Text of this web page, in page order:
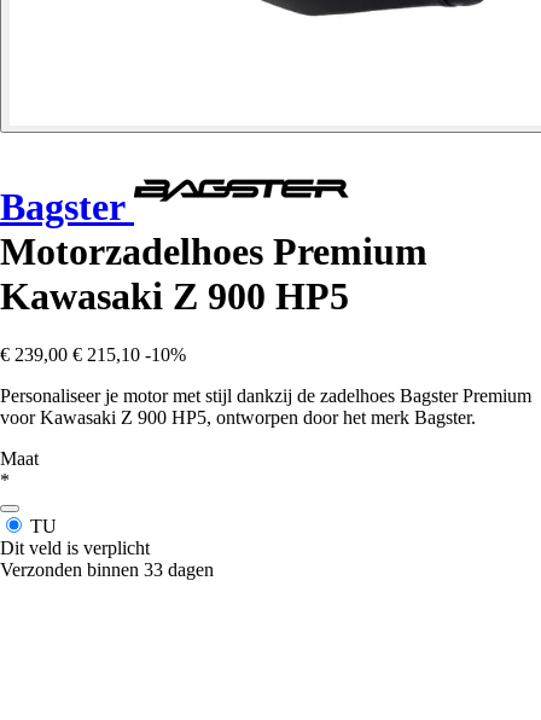
Bagster
Motorzadelhoes Premium
Kawasaki Z 900 HP5
€ 239,00 € 215,10 -10%
Personaliseer je motor met stijl dankzij de zadelhoes Bagster Premium
voor Kawasaki Z 900 HP5, ontworpen door het merk Bagster.
Maat
*
TU
Dit veld is verplicht
Verzonden binnen 33 dagen